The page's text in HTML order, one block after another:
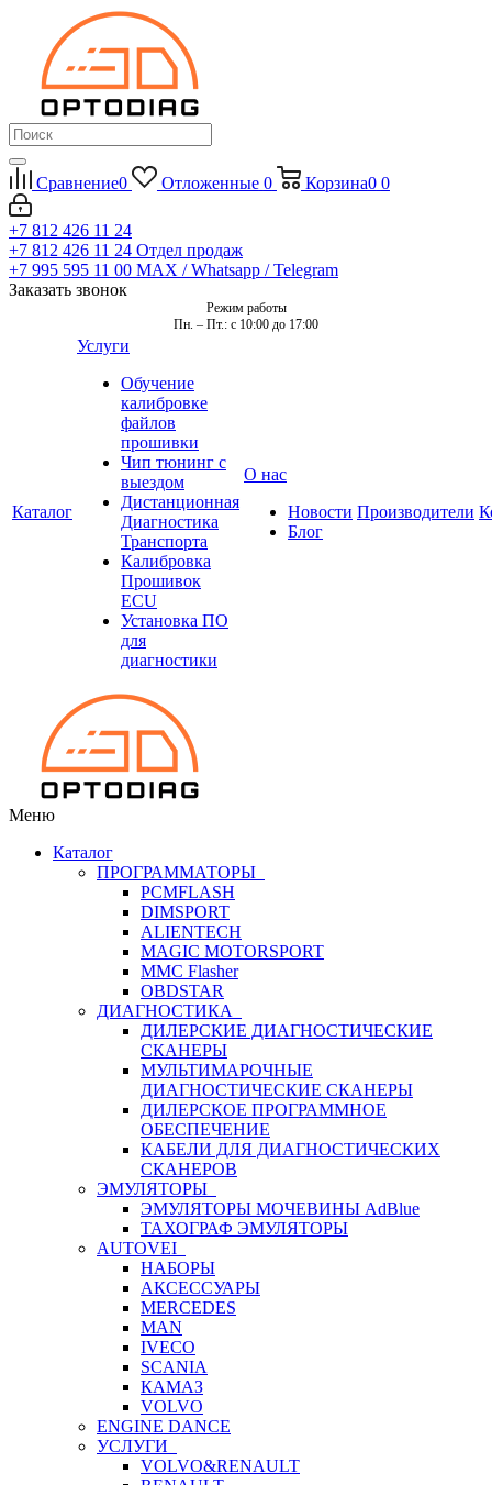
Сравнение0 Отложенные 0 Корзина0 0
+7 812 426 11 24
+7 812 426 11 24 Отдел продаж
+7 995 595 11 00 MAX / Whatsapp / Telegram
Заказать звонок
Режим работы
Пн. – Пт.: с 10:00 до 17:00
Каталог
Услуги
Обучение
калибровке
файлов
прошивки
Чип тюнинг с
выездом
Дистанционная
Диагностика
Транспорта
Калибровка
Прошивок
ECU
Установка ПО
для
диагностики
О нас
Новости
Блог
Производители
Меню
Каталог
ПРОГРАММАТОРЫ
PCMFLASH
DIMSPORT
ALIENTECH
MAGIC MOTORSPORT
MMC Flasher
OBDSTAR
ДИАГНОСТИКА
ДИЛЕРСКИЕ ДИАГНОСТИЧЕСКИЕ
СКАНЕРЫ
МУЛЬТИМАРОЧНЫЕ
ДИАГНОСТИЧЕСКИЕ СКАНЕРЫ
ДИЛЕРСКОЕ ПРОГРАММНОЕ
ОБЕСПЕЧЕНИЕ
КАБЕЛИ ДЛЯ ДИАГНОСТИЧЕСКИХ
СКАНЕРОВ
ЭМУЛЯТОРЫ
ЭМУЛЯТОРЫ МОЧЕВИНЫ АdBlue
ТАХОГРАФ ЭМУЛЯТОРЫ
AUTOVEI
НАБОРЫ
АКСЕССУАРЫ
MERCEDES
MAN
IVECO
SCANIA
КАМАЗ
VOLVO
ENGINE DANCE
УСЛУГИ
VOLVO&RENAULT